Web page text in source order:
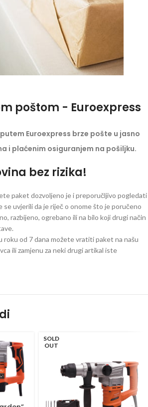
poštom - Euroexpress
Euroexpress brze pošte u jasno
i plaćenim osiguranjem na pošiljku.
bez rizika!
paket dozvoljeno je i preporučljivo pogledati
se uvjerili da je riječ o onome što je poručeno
razbijeno, ogrebano ili na bilo koji drugi način
roku od 7 dana možete vratiti paket na našu
ili zamjenu za neki drugi artikal iste
SOLD
OUT